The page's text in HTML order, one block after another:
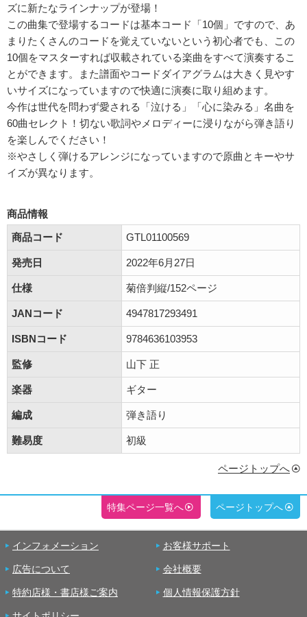
ズに新たなラインナップが登場！
この曲集で登場するコードは基本コード「10個」ですので、あ
まりたくさんのコードを覚えていないという初心者でも、この
10個をマスターすれば収載されている楽曲をすべて演奏するこ
とができます。また譜面やコードダイアグラムは大きく見やす
いサイズになっていますので快適に演奏に取り組めます。
今作は世代を問わず愛される「泣ける」「心に染みる」名曲を
60曲セレクト！切ない歌詞やメロディーに浸りながら弾き語り
を楽しんでください！
※やさしく弾けるアレンジになっていますので原曲とキーやサ
イズが異なります。
商品情報
商品コード
GTL01100569
発売日 2022年6月27日
仕様 菊倍判縦/152ページ
JANコード 4947817293491
ISBNコード 9784636103953
監修 山下 正
楽器 ギター
編成 弾き語り
難易度 初級
ページトップへ
特集ページ一覧へ ページトップへ
インフォメーション お客様サポート
広告について 会社概要
特約店様・書店様ご案内 個人情報保護方針